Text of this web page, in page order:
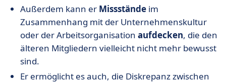
Außerdem kann er Missstände im
Zusammenhang mit der Unternehmenskultur
oder der Arbeitsorganisation aufdecken, die den
älteren Mitgliedern vielleicht nicht mehr bewusst
sind.
Er ermöglicht es auch, die Diskrepanz zwischen